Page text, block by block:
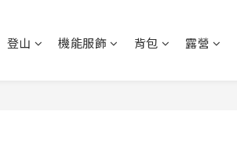
登山 機能服飾 背包 露營